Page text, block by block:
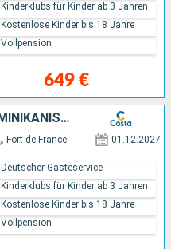
649 €
Kinderklubs für Kinder ab 3 Jahren
Kostenlose Kinder bis 18 Jahre
Vollpension
ANTIGUA UND BARBUDA, DOMINIKANISCHE REPUBLIK
Fort de France 01.12.2027
Deutscher Gästeservice
Kinderklubs für Kinder ab 3 Jahren
Kostenlose Kinder bis 18 Jahre
Vollpension